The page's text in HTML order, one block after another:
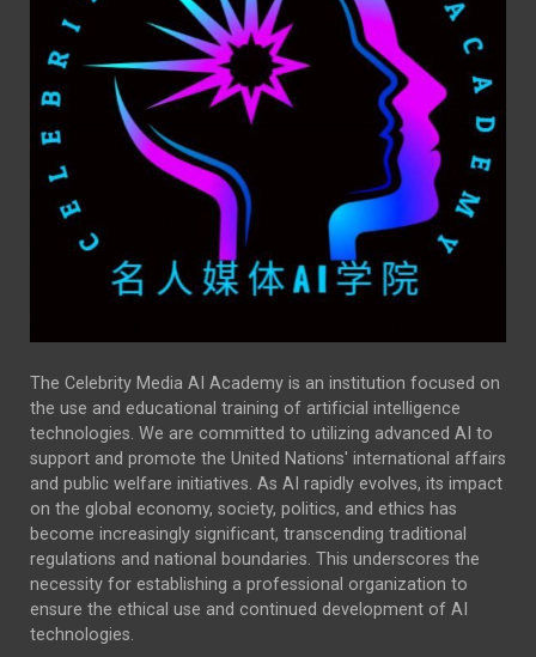
The Celebrity Media AI Academy is an institution focused on
the use and educational training of artificial intelligence
technologies. We are committed to utilizing advanced AI to
support and promote the United Nations' international affairs
and public welfare initiatives. As AI rapidly evolves, its impact
on the global economy, society, politics, and ethics has
become increasingly significant, transcending traditional
regulations and national boundaries. This underscores the
necessity for establishing a professional organization to
ensure the ethical use and continued development of AI
technologies.